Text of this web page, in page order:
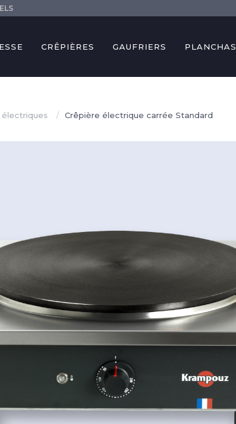
CRÊPIÈRES GAUFRIERS PLANCHAS
électriques Crêpière électrique carrée Standard